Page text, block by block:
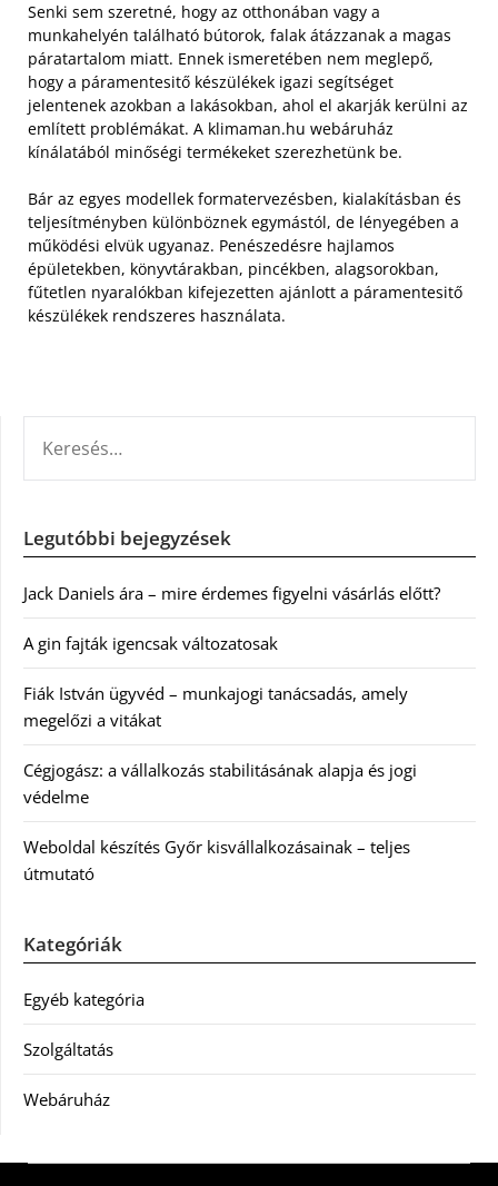
Senki sem szeretné, hogy az otthonában vagy a
munkahelyén található bútorok, falak átázzanak a magas
páratartalom miatt. Ennek ismeretében nem meglepő,
hogy a páramentesitő készülékek igazi segítséget
jelentenek azokban a lakásokban, ahol el akarják kerülni az
említett problémákat. A klimaman.hu webáruház
kínálatából minőségi termékeket szerezhetünk be.
Bár az egyes modellek formatervezésben, kialakításban és
teljesítményben különböznek egymástól, de lényegében a
működési elvük ugyanaz. Penészedésre hajlamos
épületekben, könyvtárakban, pincékben, alagsorokban,
fűtetlen nyaralókban kifejezetten ajánlott a páramentesitő
készülékek rendszeres használata.
Legutóbbi bejegyzések
Jack Daniels ára – mire érdemes figyelni vásárlás előtt?
A gin fajták igencsak változatosak
Fiák István ügyvéd – munkajogi tanácsadás, amely
megelőzi a vitákat
Cégjogász: a vállalkozás stabilitásának alapja és jogi
védelme
Weboldal készítés Győr kisvállalkozásainak – teljes
útmutató
Kategóriák
Egyéb kategória
Szolgáltatás
Webáruház